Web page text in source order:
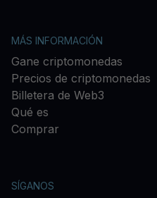
MÁS INFORMACIÓN
Gane criptomonedas
Precios de criptomonedas
Billetera de Web3
Qué es
Comprar
SÍGANOS